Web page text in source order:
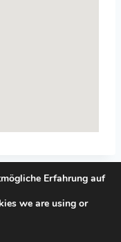
Erfahrung auf
we are using or